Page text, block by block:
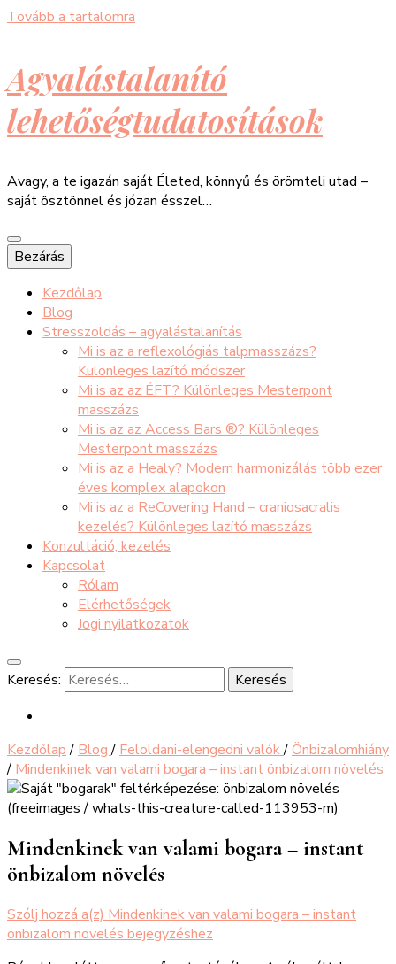
Tovább a tartalomra
Agyalástalanító
lehetőségtudatosítások
Avagy, a te igazán saját Életed, könnyű és örömteli utad –
saját ösztönnel és józan ésszel…
Bezárás
Kezdőlap
Blog
Stresszoldás – agyalástalanítás
Mi is az a reflexológiás talpmasszázs?
Különleges lazító módszer
Mi is az az ÉFT? Különleges Mesterpont
masszázs
Mi is az az Access Bars ®? Különleges
Mesterpont masszázs
Mi is az a Healy? Modern harmonizálás több ezer
éves komplex alapokon
Mi is az a ReCovering Hand – craniosacralis
kezelés? Különleges lazító masszázs
Konzultáció, kezelés
Kapcsolat
Rólam
Elérhetőségek
Jogi nyilatkozatok
Keresés:
Kezdőlap / Blog/ Feloldani-elengedni valók/Önbizalomhiány
/ Mindenkinek van valami bogara – instant önbizalom növelés
Mindenkinek van valami bogara – instant
önbizalom növelés
Szólj hozzá a(z) Mindenkinek van valami bogara – instant
önbizalom növelés bejegyzéshez